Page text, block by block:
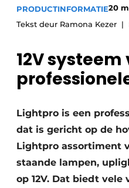
PRODUCTINFORMATIE20
Tekst deur Ramona Kezer
12V systeem
Lightpro is een
dat is gericht op de
Lightpro assortiment
staande lampen,
op 12V. Dat biedt